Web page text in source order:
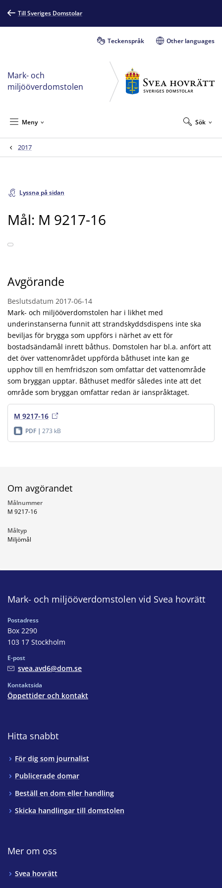
Till Sveriges Domstolar
Teckenspråk Other languages
Mark- och
miljööverdomstolen
Sök
Meny
2017
Lyssna på sidan
Mål: M 9217-16
Avgörande
Beslutsdatum 2017-06-14
Mark- och miljööverdomstolen har i likhet med
underinstanserna funnit att strandskyddsdispens inte ska
beviljas för brygga som uppförs i närhet av ett för
bostadsändamål inrett båthus. Domstolen har bl.a. anfört att
det över vattenområdet uppförda båthuset inte kan ge
upphov till en hemfridszon som omfattar det vattenområde
som bryggan upptar. Båthuset medför således inte att det
område som bryggan omfattar redan är ianspråktaget.
M 9217-16
PDF 273 kB
Om avgörandet
Målnummer
M 9217-16
Måltyp
Miljömål
Mark- och miljööverdomstolen vid Svea hovrätt
Postadress
Box 2290
103 17 Stockholm
E-post
svea.avd6@dom.se
Kontaktsida
Öppettider och kontakt
Hitta snabbt
För dig som journalist
Publicerade domar
Beställ en dom eller handling
Skicka handlingar till domstolen
Mer om oss
Svea hovrätt